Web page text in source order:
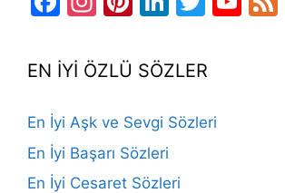
EN İYİ ÖZLÜ SÖZLER
En İyi Aşk ve Sevgi Sözleri
En İyi Başarı Sözleri
En İyi Cesaret Sözleri